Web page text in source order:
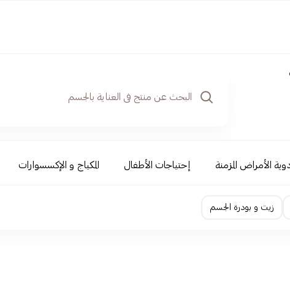
الأمراض المزمنة إحتياجات الأطفال المكياج و الإكسسوارات
زيت و بودرة الجسم